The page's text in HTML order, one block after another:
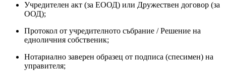
Учредителен акт (за ЕООД) или Дружествен договор (за
ООД);
Протокол от учредителното събрание / Решение на
едноличния собственик;
Нотариално заверен образец от подписа (спесимен) на
управителя;